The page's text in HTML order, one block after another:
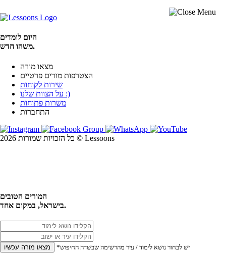
היום לומדים
משהו חדש.
מצאו מורה
הצטרפות מורים פרטיים
שירות לקוחות
על הצוות שלנו :)
משרות פתוחות
התחברות
כל הזכויות שמורות 2026 © Lessoons
המורים הטובים
בישראל, במקום אחד.
מצאו מורה עכשיו *יש לבחור נושא לימוד / עיר מהרשימה שבשדה החיפוש